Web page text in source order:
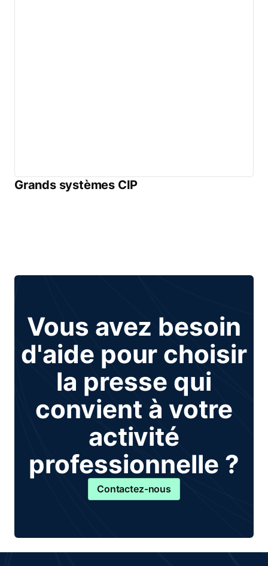
Grands systèmes CIP
Vous avez besoin
d'aide pour choisir
la presse qui
convient à votre
activité
professionnelle ?
Contactez-nous